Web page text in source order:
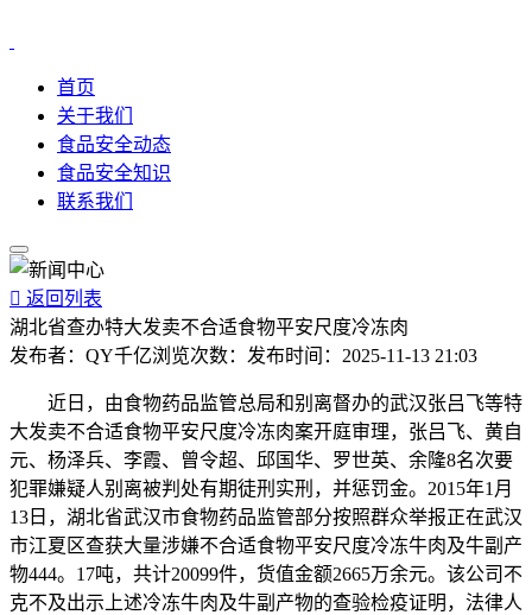
首页
关于我们
食品安全动态
食品安全知识
联系我们
 返回列表
湖北省查办特大发卖不合适食物平安尺度冷冻肉
发布者： QY千亿浏览次数： 发布时间： 2025-11-13 21:03
近日，由食物药品监管总局和别离督办的武汉张吕飞等特
大发卖不合适食物平安尺度冷冻肉案开庭审理，张吕飞、黄自
元、杨泽兵、李霞、曾令超、邱国华、罗世英、余隆8名次要
犯罪嫌疑人别离被判处有期徒刑实刑，并惩罚金。2015年1月
13日，湖北省武汉市食物药品监管部分按照群众举报正在武汉
市江夏区查获大量涉嫌不合适食物平安尺度冷冻牛肉及牛副产
物444。17吨，共计20099件，货值金额2665万余元。该公司不
克不及出示上述冷冻牛肉及牛副产物的查验检疫证明，法律人